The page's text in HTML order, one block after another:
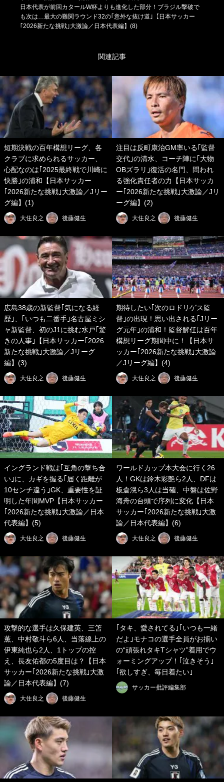
日本代表が前回カタールW杯よりも進化した部分！ブラジル撃破で
も次は…最大の難関ラウンド32の｢意外な抜け道｣【日本サッカー
｢2026新たな挑戦｣大激論／日本代表編】(8)
関連記事
短期決戦の百年構想リーグ、各
クラブに求められるサッカー、
心配なのは｢2025最終戦で川崎に
快勝｣の浦和【日本サッカー
｢2026新たな挑戦｣大激論／Jリー
グ編】(1)
大住良之 後藤健生
注目は反町康治GM率いる｢監督
交代｣の清水、コーチ陣に｢大物
OBズラリ｣復活の名門、問われ
る強化責任者の力【日本サッカ
ー｢2026新たな挑戦｣大激論／Jリ
ーグ編】(2)
大住良之 後藤健生
広島38歳の新監督｢気になる経
歴｣、｢いつも二番手｣名古屋ミシ
ャ新監督、初のJ1に挑む水戸｢驚
きの人事｣【日本サッカー｢2026
新たな挑戦｣大激論／Jリーグ
編】(3)
大住良之 後藤健生
期待したい｢次のロドリゲス監
督｣の出現！思い出される｢Jリー
グ元年｣の浦和！監督解任は百年
構想リーグ期間中に！【日本サ
ッカー｢2026新たな挑戦｣大激論
／Jリーグ編】(4)
大住良之 後藤健生
イングランド戦は｢互角の撃ち合
い｣に、カギを握る｢届く距離が
10センチ違う｣GK、重要性を証
明した年間MVP【日本サッカー
｢2026新たな挑戦｣大激論／日本
代表編】(5)
大住良之 後藤健生
ワールドカップ本大会に行く26
人！GKは鈴木彩艶ら2人、DFは
板倉滉ら3人は当確、中盤は佐野
海舟の台頭で序列に変化【日本
サッカー｢2026新たな挑戦｣大激
論／日本代表編】(6)
大住良之 後藤健生
攻撃的な選手は久保建英、三笘
薫、中村敬斗ら6人、当落線上の
伊東純也ら2人、1トップの控
え、長友佑都の5度目は？【日本
サッカー｢2026新たな挑戦｣大激
論／日本代表編】(7)
大住良之 後藤健生
｢タキ、愛されてる｣｢いつも一緒
だよ｣モナコの選手全員がお揃い
の“頑張れタキTシャツ”着用でウ
ォーミングアップ！｢泣きそう｣
｢欲しすぎ、毎日着たい｣
サッカー批評編集部